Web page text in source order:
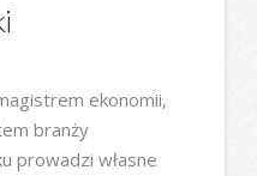
ekonomii,
branży
prowadzi własne